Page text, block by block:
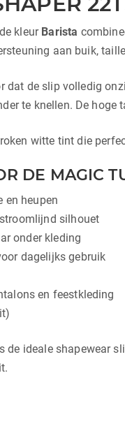
kleur Barista
aan buik,
dat de slip volledig
te knellen. De hoge
witte tint die
DE MAGIC
en heupen
silhouet
onder kleding
dagelijks gebruik
en feestkleding
de ideale shapewear